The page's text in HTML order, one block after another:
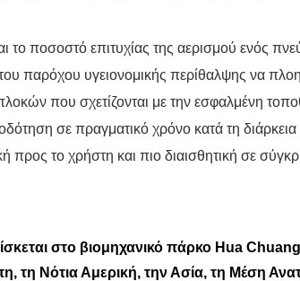
το ποσοστό επιτυχίας της αερισμού ενός
του παρόχου υγειονομικής περίθαλψης να
που σχετίζονται με την εσφαλμένη
σε πραγματικό χρόνο κατά τη
προς το χρήστη και πιο διαισθητική σε
στο βιομηχανικό πάρκο Hua
τη Νότια Αμερική, την Ασία, τη Μέση